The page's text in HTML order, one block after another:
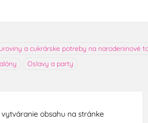
a cukrárske potreby na narodeninové
Oslavy a party
obsahu na stránke